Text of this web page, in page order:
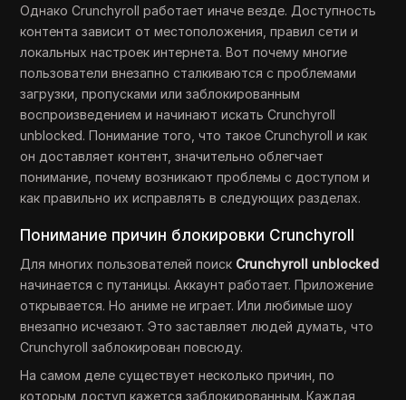
Однако Crunchyroll работает иначе везде. Доступность
контента зависит от местоположения, правил сети и
локальных настроек интернета. Вот почему многие
пользователи внезапно сталкиваются с проблемами
загрузки, пропусками или заблокированным
воспроизведением и начинают искать Crunchyroll
unblocked. Понимание того, что такое Crunchyroll и как
он доставляет контент, значительно облегчает
понимание, почему возникают проблемы с доступом и
как правильно их исправлять в следующих разделах.
Понимание причин блокировки Crunchyroll
Для многих пользователей поиск Crunchyroll unblocked
начинается с путаницы. Аккаунт работает. Приложение
открывается. Но аниме не играет. Или любимые шоу
внезапно исчезают. Это заставляет людей думать, что
Crunchyroll заблокирован повсюду.
На самом деле существует несколько причин, по
которым доступ кажется заблокированным. Каждая